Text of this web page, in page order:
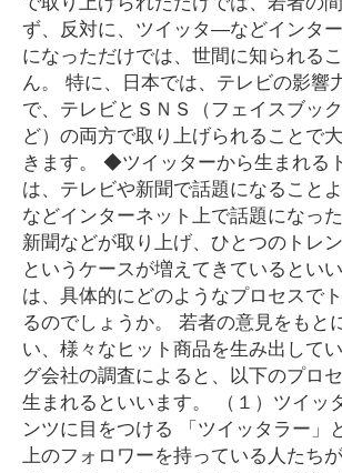
ず、反対に、ツイッタ―などインタ
になっただけでは、世間に知られる
ん。 特に、日本では、テレビの影響
で、テレビとＳＮＳ（フェイスブッ
ど）の両方で取り上げられることで
きます。 ◆ツイッターから生まれる
は、テレビや新聞で話題になること
などインターネット上で話題になっ
新聞などが取り上げ、ひとつのトレ
というケースが増えてきているとい
は、具体的にどのようなプロセスで
るのでしょうか。 若者の意見をもと
い、様々なヒット商品を生み出して
グ会社の調査によると、以下のプロ
生まれるといいます。 （１）ツイッ
ンツに目をつける 「ツイッタラー」
上のフォロワーを持っている人たち